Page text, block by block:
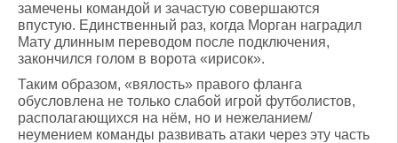
замечены командой и зачастую совершаются
впустую. Единственный раз, когда Морган наградил
Мату длинным переводом после подключения,
закончился голом в ворота «ирисок».
Таким образом, «вялость» правого фланга
обусловлена не только слабой игрой футболистов,
располагающихся на нём, но и нежеланием/
неумением команды развивать атаки через эту часть